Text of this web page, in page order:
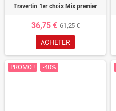
Travertin 1er choix Mix premier
36,75 € 61,25 €
ACHETER
PROMO ! -40%